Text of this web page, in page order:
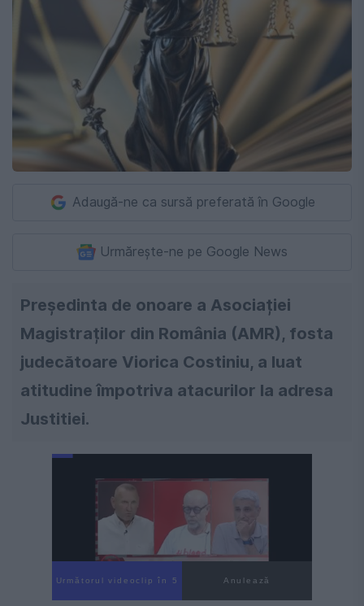
Adaugă-ne ca sursă preferată în Google
Urmărește-ne pe Google News
Președinta de onoare a Asociației
Magistraților din România (AMR), fosta
judecătoare Viorica Costiniu, a luat
atitudine împotriva atacurilor la adresa
Justitiei.
Următorul videoclip în 4 Anulează